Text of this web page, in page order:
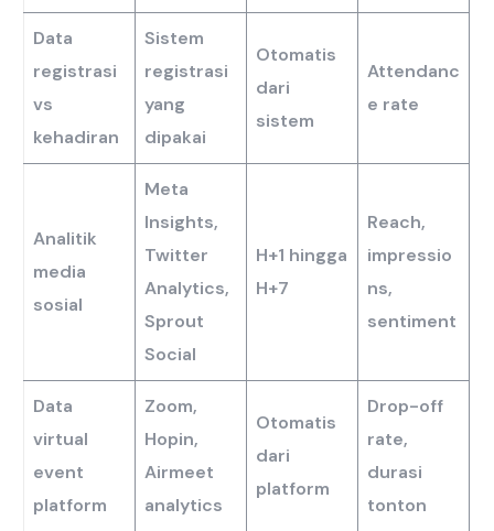
Data
registrasi
vs
kehadiran
Sistem
registrasi
yang
dipakai
Otomatis
dari
sistem
Attendanc
e rate
Analitik
media
sosial
Meta
Insights,
Twitter
Analytics,
Sprout
Social
H+1 hingga
H+7
Reach,
impressio
ns,
sentiment
Data
virtual
event
platform
Zoom,
Hopin,
Airmeet
analytics
Otomatis
dari
platform
Drop-off
rate,
durasi
tonton